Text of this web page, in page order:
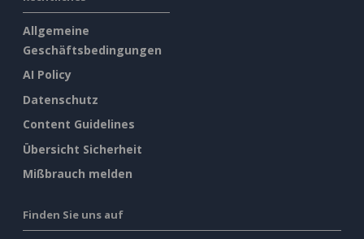
Allgemeine
Geschäftsbedingungen
AI Policy
Datenschutz
Content Guidelines
Übersicht Sicherheit
Mißbrauch melden
Finden Sie uns auf